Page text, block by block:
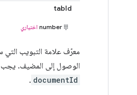
tabId
number اختياري
معرّف علامة التبويب التي
الوصول إلى المضيف. يجب
documentId
.